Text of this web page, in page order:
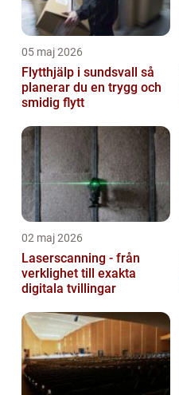
05 maj 2026
Flytthjälp i sundsvall så
planerar du en trygg och
smidig flytt
02 maj 2026
Laserscanning - från
verklighet till exakta
digitala tvillingar